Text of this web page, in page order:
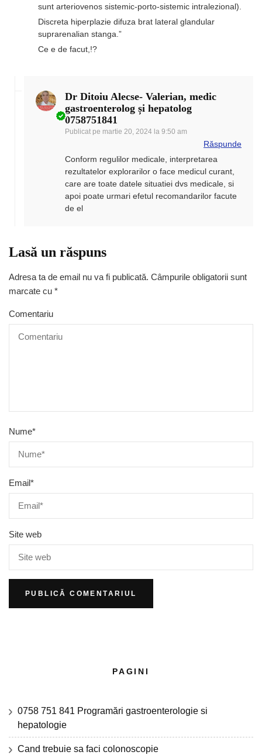
sunt arteriovenos sistemic-porto-sistemic intralezional).
Discreta hiperplazie difuza brat lateral glandular
suprarenalian stanga.”
Ce e de facut,!?
Dr Ditoiu Alecse- Valerian, medic
gastroenterolog și hepatolog
0758751841
Publicat pe martie 20, 2024 la 9:50 am
Răspunde
Conform regulilor medicale, interpretarea
rezultatelor explorarilor o face medicul curant,
care are toate datele situatiei dvs medicale, si
apoi poate urmari efetul recomandarilor facute
de el
Lasă un răspuns
Adresa ta de email nu va fi publicată. Câmpurile obligatorii sunt
marcate cu *
Comentariu
Nume*
Email*
Site web
PAGINI
0758 751 841 Programări gastroenterologie si
hepatologie
Cand trebuie sa faci colonoscopie